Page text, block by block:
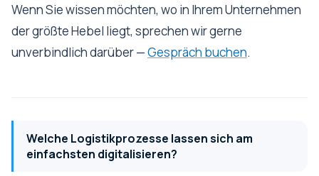
Wenn Sie wissen möchten, wo in Ihrem Unternehmen
der größte Hebel liegt, sprechen wir gerne
unverbindlich darüber —Gespräch buchen.
Welche Logistikprozesse lassen sich am
einfachsten digitalisieren?